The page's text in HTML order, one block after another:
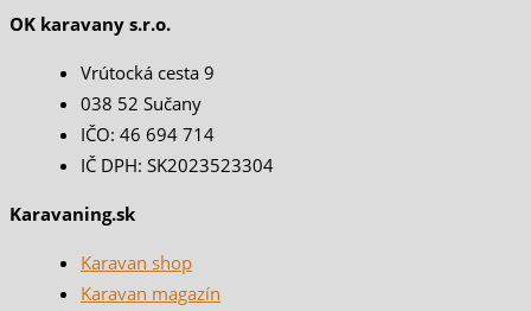
OK karavany s.r.o.
Vrútocká cesta 9
038 52 Sučany
IČO: 46 694 714
IČ DPH: SK2023523304
Karavaning.sk
Karavan shop
Karavan magazín